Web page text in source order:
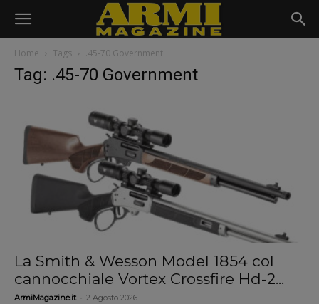
Home Tags .45-70 Government
Tag: .45-70 Government
La Smith & Wesson Model 1854 col
cannocchiale Vortex Crossfire Hd-2...
ArmiMagazine.it 2 Agosto 2026